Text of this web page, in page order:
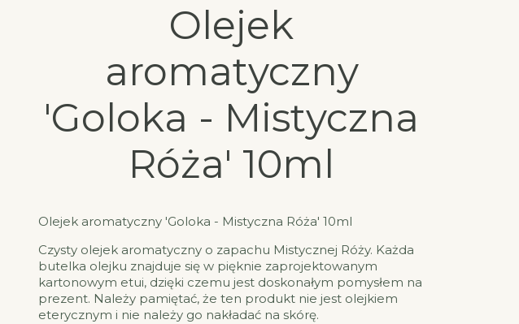
Olejek
aromatyczny
'Goloka - Mistyczna
Róża' 10ml
Olejek aromatyczny 'Goloka - Mistyczna Róża' 10ml
Czysty olejek aromatyczny o zapachu Mistycznej Róży. Każda
butelka olejku znajduje się w pięknie zaprojektowanym
kartonowym etui, dzięki czemu jest doskonałym pomysłem na
prezent. Należy pamiętać, że ten produkt nie jest olejkiem
eterycznym i nie należy go nakładać na skórę.